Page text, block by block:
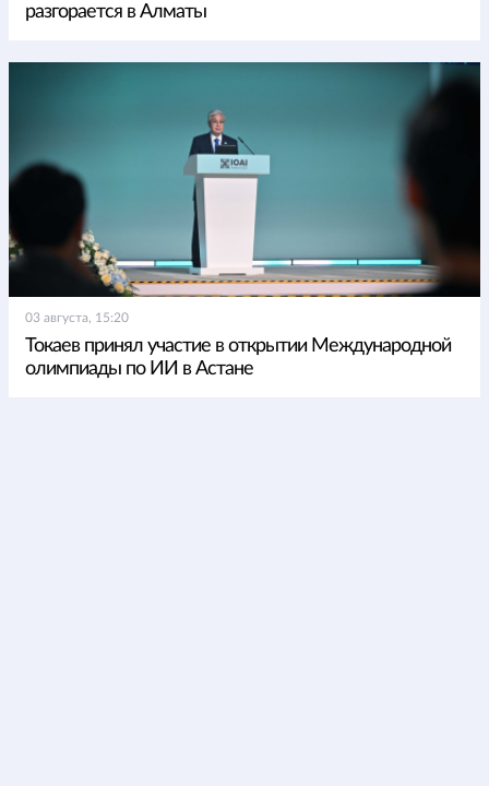
разгорается в Алматы
03 августа, 15:20
Токаев принял участие в открытии Международной
олимпиады по ИИ в Астане